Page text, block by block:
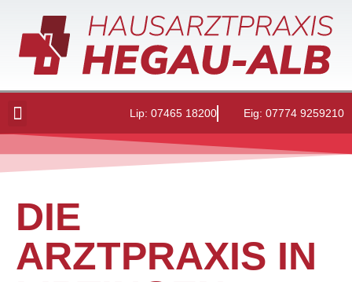
Lip: 07465 18200 Eig: 07774 9259210
DIE
ARZTPRAXIS IN